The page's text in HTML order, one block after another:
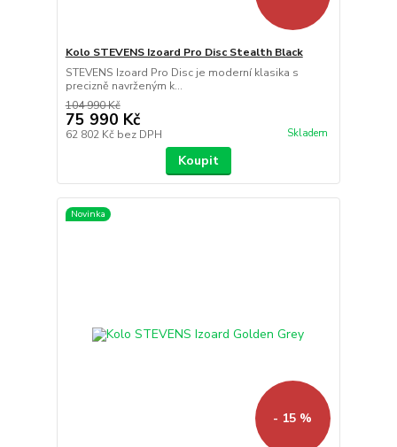
Kolo STEVENS Izoard Pro Disc Stealth Black
STEVENS Izoard Pro Disc je moderní klasika s
precizně navrženým k...
104 990 Kč
75 990 Kč
62 802 Kč bez DPH Skladem
Koupit
Novinka
- 15 %